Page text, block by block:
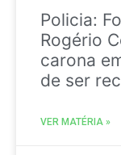
Policia:
Rogério
carona
de ser
VER MATÉRIA »